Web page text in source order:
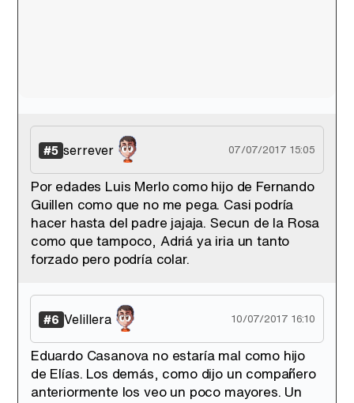
#5 serrever 07/07/2017 15:05
Por edades Luis Merlo como hijo de Fernando
Guillen como que no me pega. Casi podría
hacer hasta del padre jajaja. Secun de la Rosa
como que tampoco, Adriá ya iria un tanto
forzado pero podría colar.
#6 Velillera 10/07/2017 16:10
Eduardo Casanova no estaría mal como hijo
de Elías. Los demás, como dijo un compañero
anteriormente los veo un poco mayores. Un